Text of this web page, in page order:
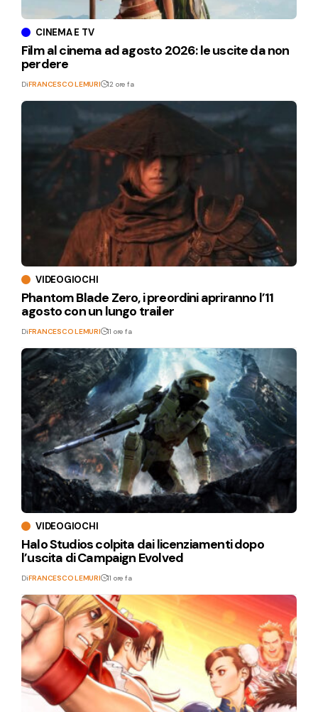
CINEMA E TV
Film al cinema ad agosto 2026: le uscite da non
perdere
DiFRANCESCO LEMURI 12 ore fa
VIDEOGIOCHI
Phantom Blade Zero, i preordini apriranno l’11
agosto con un lungo trailer
DiFRANCESCO LEMURI 11 ore fa
VIDEOGIOCHI
Halo Studios colpita dai licenziamenti dopo
l’uscita di Campaign Evolved
DiFRANCESCO LEMURI 11 ore fa